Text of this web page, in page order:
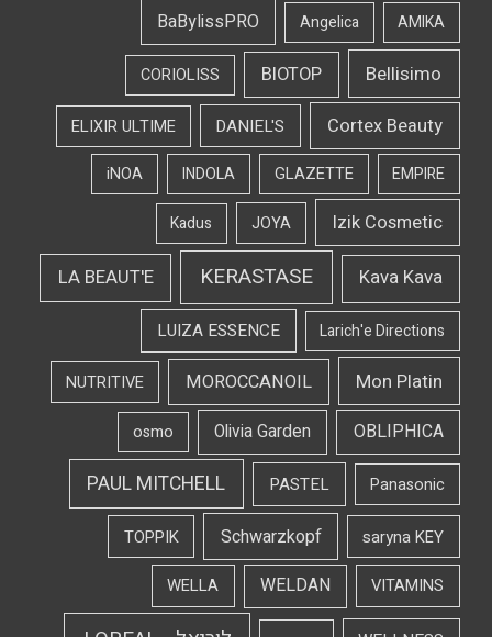
AMIKA
Angelica
BaBylissPRO
Bellisimo
BIOTOP
CORIOLISS
Cortex Beauty
DANIEL'S
ELIXIR ULTIME
EMPIRE
GLAZETTE
INDOLA
iNOA
Izik Cosmetic
JOYA
Kadus
Kava Kava
KERASTASE
LA BEAUT'E
Larich'e Directions
LUIZA ESSENCE
Mon Platin
MOROCCANOIL
NUTRITIVE
OBLIPHICA
Olivia Garden
osmo
Panasonic
PASTEL
PAUL MITCHELL
saryna KEY
Schwarzkopf
TOPPIK
VITAMINS
WELDAN
WELLA